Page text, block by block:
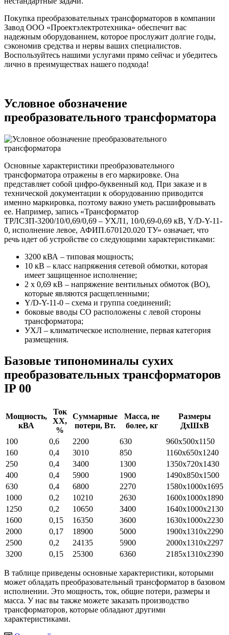
Покупка преобразовательных трансформаторов в компании
Завод ООО «Проектэлектротехника» обеспечит вас
надежным оборудованием, которое прослужит долгие годы,
сэкономив средства и нервы ваших специалистов.
Воспользуйтесь нашими услугами прямо сейчас и убедитесь
лично в преимуществах нашего подхода!
Условное обозначение
преобразовательного трансформатора
Основные характеристики преобразовательного
трансформатора отражены в его маркировке. Она
представляет собой цифро-буквенный код. При заказе и в
технической документации к оборудованию приводится
именно маркировка, поэтому важно уметь расшифровывать
ее. Например, запись «Трансформатор
ТРЛСЗП-3200/10/0,69/0,69 – УХЛ1, 10/0,69-0,69 кВ, Y/D-Y-11-
0, исполнение левое, АФИП.670120.020 ТУ» означает, что
речь идет об устройстве со следующими характеристиками:
3200 кВА – типовая мощность;
10 кВ – класс напряжения сетевой обмотки, которая
имеет защищенное исполнение;
2 х 0,69 кВ – напряжение вентильных обмоток (ВО),
которые являются расщепленными;
Y/D-Y-11-0 – схема и группа соединений;
боковые вводы СО расположены с левой стороны
трансформатора;
УХЛ – климатическое исполнение, первая категория
размещения.
Базовые типономиналы сухих
преобразовательных трансформаторов
IP 00
Мощность,
кВА
Ток
ХХ,
%
Суммарные
потери, Вт.
Масса, не
более, кг
Размеры
ДхШхВ
100
0,6 2200 630
960х500х1150
160
0,4 3010 850
1160х650х1240
250
0,4 3400 1300
1350х720х1430
400
0,4 5900 1900
1490х850х1500
630
0,4 6800 2270
1580х1000х1695
1000
0,2 10210 2630
1600х1000х1890
1250
0,2 10650 3400
1640х1000х2130
1600
0,15 16350 3600
1630х1000х2230
2000
0,17 18900 5000
1900х1310х2290
2500
0,2 24135 5900
2000х1310х2297
3200
0,15 25300 6360 2185х1310х2390
В таблице приведены основные характеристики, которыми
может обладать преобразовательный трансформатор в базовом
исполнении. Это мощность, ток, общие потери, размеры и
масса. У нас вы также можете заказать производство
трансформаторов, которые обладают другими
характеристиками.